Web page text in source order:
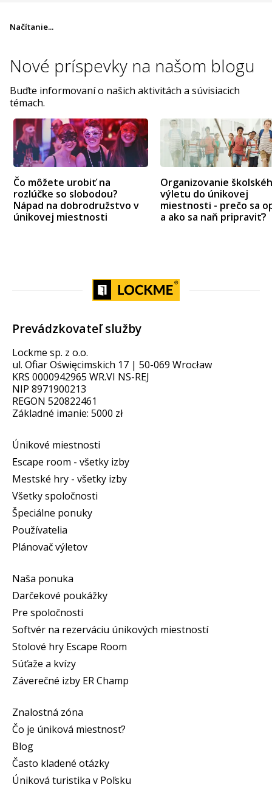
Načítanie...
Nové príspevky na našom blogu
Buďte informovaní o našich aktivitách a súvisiacich
témach.
Čo môžete urobiť na
rozlúčke so slobodou?
Nápad na dobrodružstvo v
únikovej miestnosti
Organizovanie
výletu do únikovej
miestnosti - prečo sa
a ako sa naň pripraviť?
Prevádzkovateľ služby
Lockme sp. z o.o.
ul. Ofiar Oświęcimskich 17 | 50-069 Wrocław
KRS 0000942965 WR.VI NS-REJ
NIP 8971900213
REGON 520822461
Základné imanie: 5000 zł
Únikové miestnosti
Escape room - všetky izby
Mestské hry - všetky izby
Všetky spoločnosti
Špeciálne ponuky
Používatelia
Plánovač výletov
Naša ponuka
Darčekové poukážky
Pre spoločnosti
Softvér na rezerváciu únikových miestností
Stolové hry Escape Room
Súťaže a kvízy
Záverečné izby ER Champ
Znalostná zóna
Čo je úniková miestnosť?
Blog
Často kladené otázky
Úniková turistika v Poľsku